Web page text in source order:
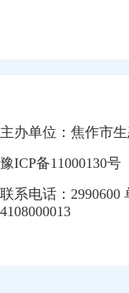
主办单位：焦作市
豫ICP备11000130号
联系电话：2990600
4108000013